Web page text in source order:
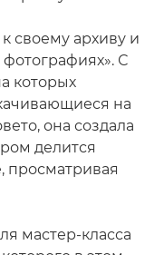
своему архиву и
С
которых
на
она создала
делится
мастер-класса